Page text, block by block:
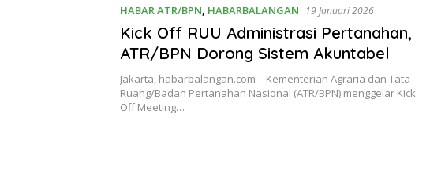
HABAR ATR/BPN, HABARBALANGAN 19 Januari 2026
Kick Off RUU Administrasi Pertanahan,
ATR/BPN Dorong Sistem Akuntabel
Jakarta, habarbalangan.com – Kementerian Agraria dan Tata
Ruang/Badan Pertanahan Nasional (ATR/BPN) menggelar Kick
Off Meeting…